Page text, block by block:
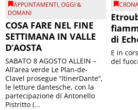
APPUNTAMENTI,OGGI &
DOMANI
COSA FARE NEL FINE
SETTIMANA IN VALLE
D’AOSTA
SABATO 8 AGOSTO ALLEIN –
All’area verde Le Plan-de-
Clavel prosegue “ItinerDante”,
le letture dantesche, con la
partecipazione di Antonello
Pistritto (...
di
E in
del